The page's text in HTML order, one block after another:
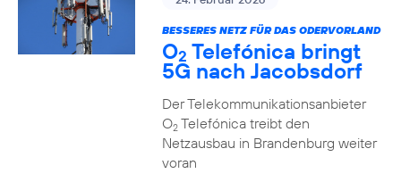
BESSERES NETZ FÜR DAS ODERVORLAND
O2 Telefónica bringt
5G nach Jacobsdorf
Der Telekommunikationsanbieter
O2Telefónica treibt den
Netzausbau in Brandenburg weiter
voran